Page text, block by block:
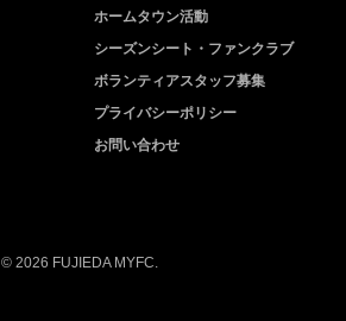
ホームタウン活動
シーズンシート・ファンクラブ
ボランティアスタッフ募集
プライバシーポリシー
お問い合わせ
© 2026 FUJIEDA MYFC.